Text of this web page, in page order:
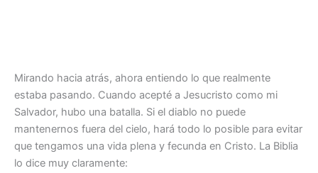
Mirando hacia atrás, ahora entiendo lo que realmente
estaba pasando. Cuando acepté a Jesucristo como mi
Salvador, hubo una batalla. Si el diablo no puede
mantenernos fuera del cielo, hará todo lo posible para evitar
que tengamos una vida plena y fecunda en Cristo. La Biblia
lo dice muy claramente: